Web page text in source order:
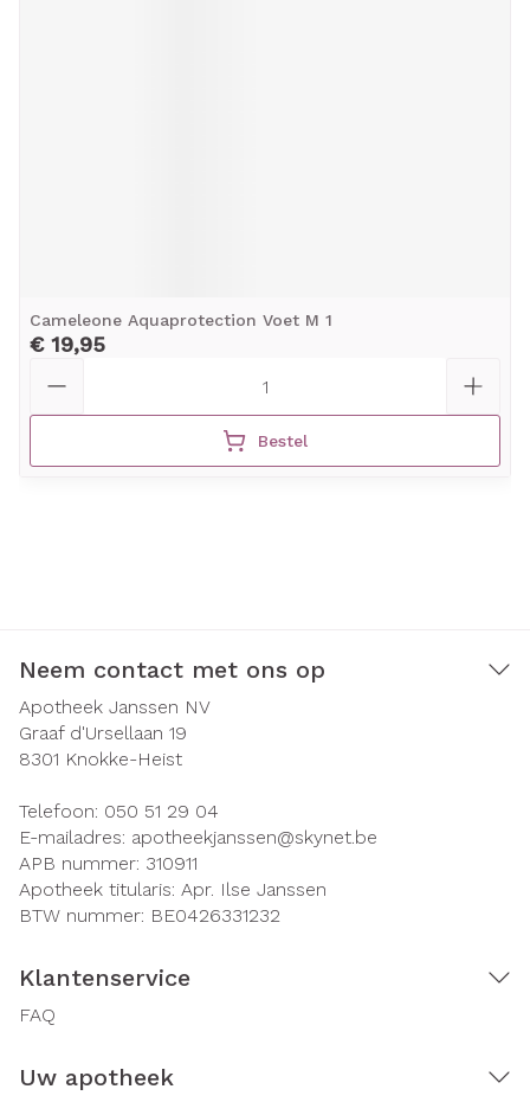
Cameleone Aquaprotection Voet M 1
€ 19,95
Bestel
Neem contact met ons op
Apotheek Janssen NV
Graaf d'Ursellaan 19
8301 Knokke-Heist
Telefoon: 050 51 29 04
E-mailadres: apotheekjanssen@skynet.be
APB nummer: 310911
Apotheek titularis: Apr. Ilse Janssen
BTW nummer: BE0426331232
Klantenservice
FAQ
Uw apotheek